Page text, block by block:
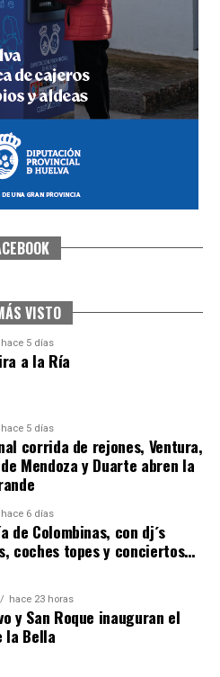
COLOMBINAS 2026
FIESTAS COLOMBINAS
2026
VISTO
hace 5 días
a la Ría
hace 5 días
corrida de rejones, Ventura,
Mendoza y Duarte abren la
hace 6 días
de Colombinas, con dj´s
coches topes y conciertos…
hace 23 horas
y San Roque inauguran el
la Bella